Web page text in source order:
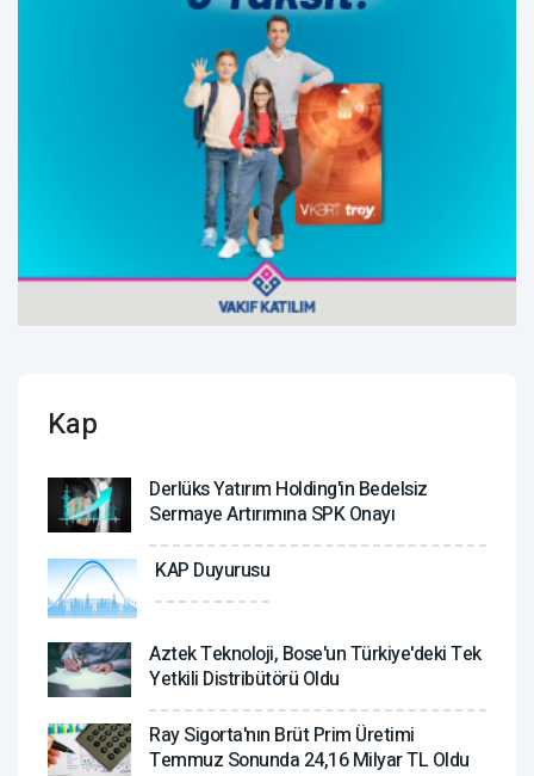
Kap
Derlüks Yatırım Holding'in Bedelsiz
Sermaye Artırımına SPK Onayı
KAP Duyurusu
Aztek Teknoloji, Bose'un Türkiye'deki Tek
Yetkili Distribütörü Oldu
Ray Sigorta'nın Brüt Prim Üretimi
Temmuz Sonunda 24,16 Milyar TL Oldu